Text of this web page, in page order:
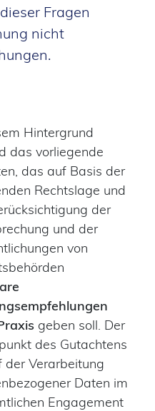
Fragen
nicht
Hintergrund
das vorliegende
das auf Basis der
Rechtslage und
der
und der
von
geben soll. Der
des Gutachtens
der Verarbeitung
Daten im
Engagement